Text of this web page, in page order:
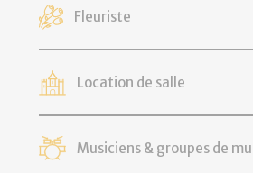
Fleuriste
Location de salle
Musiciens & groupes de